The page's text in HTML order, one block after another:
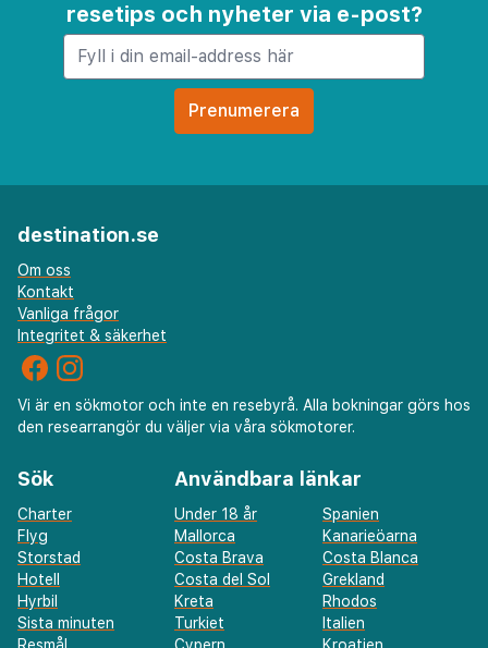
resetips och nyheter via e-post?
destination.se
Om oss
Kontakt
Vanliga frågor
Integritet & säkerhet
Vi är en sökmotor och inte en resebyrå. Alla bokningar görs hos
den researrangör du väljer via våra sökmotorer.
Sök
Charter
Flyg
Storstad
Hotell
Hyrbil
Sista minuten
Användbara länkar
Under 18 år
Spanien
Mallorca
Kanarieöarna
Costa Brava
Costa Blanca
Costa del Sol
Grekland
Kreta
Rhodos
Turkiet
Italien